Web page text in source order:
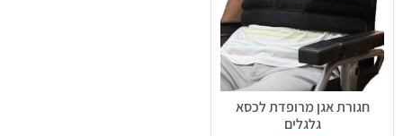
חגורת אגן מרופדת לכסא
גלגלים